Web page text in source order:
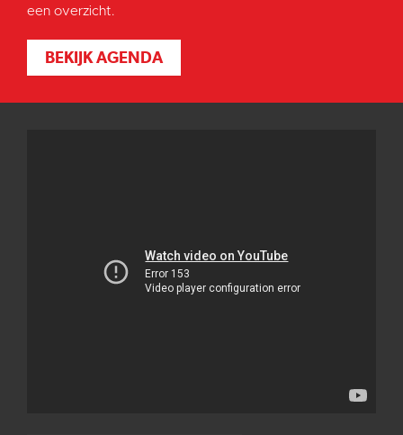
een overzicht.
BEKIJK AGENDA